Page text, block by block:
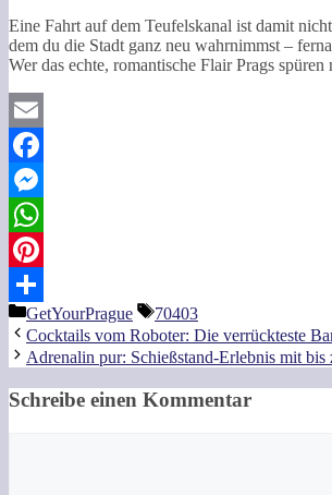
Eine Fahrt auf dem Teufelskanal ist damit
dem du die Stadt ganz neu wahrnimmst –
Wer das echte, romantische Flair Prags
Email
Facebook
Messenger
WhatsApp
Pinterest
Teilen
Kategorien
GetYourPrague Schlagwörter
70403
Cocktails vom Roboter: Die verrückteste
Adrenalin pur: Schießstand-Erlebnis mit bis
Schreibe einen Kommentar